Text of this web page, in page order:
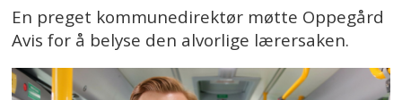
En preget kommunedirektør møtte Oppegård
Avis for å belyse den alvorlige lærersaken.